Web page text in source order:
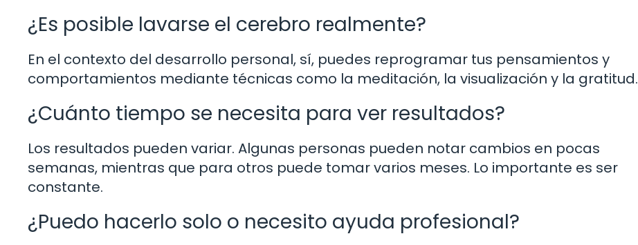
¿Es posible lavarse el cerebro realmente?
En el contexto del desarrollo personal, sí, puedes reprogramar tus pensamientos y
comportamientos mediante técnicas como la meditación, la visualización y la gratitud.
¿Cuánto tiempo se necesita para ver resultados?
Los resultados pueden variar. Algunas personas pueden notar cambios en pocas
semanas, mientras que para otros puede tomar varios meses. Lo importante es ser
constante.
¿Puedo hacerlo solo o necesito ayuda profesional?